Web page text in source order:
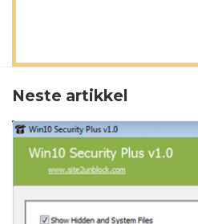
Neste artikkel